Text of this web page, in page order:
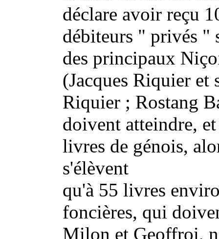
déclare avoir reçu
débiteurs " privés "
des principaux
(Jacques Riquier et
Riquier ; Rostang
doivent atteindre, et
livres de génois,
s'élèvent
qu'à 55 livres
foncières, qui
Milon et Geoffroi,